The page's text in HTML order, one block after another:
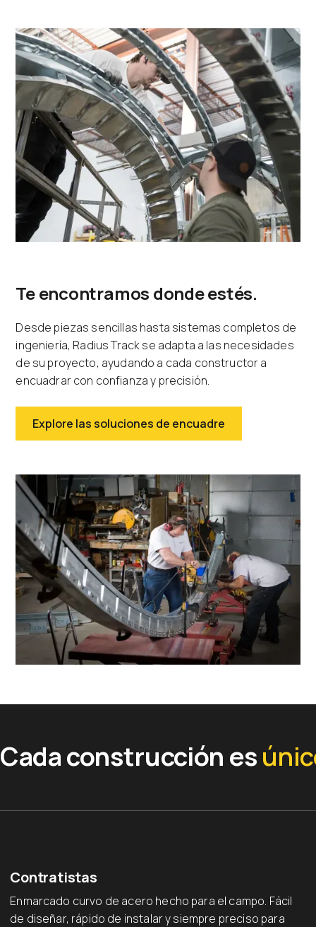
Te encontramos donde estés.
Desde piezas sencillas hasta sistemas completos de
ingeniería, Radius Track se adapta a las necesidades
de su proyecto, ayudando a cada constructor a
encuadrar con confianza y precisión.
Explore las soluciones de encuadre
Cada construcción es
Contratistas
Enmarcado curvo de acero hecho para el campo. Fácil
de diseñar, rápido de instalar y siempre preciso para